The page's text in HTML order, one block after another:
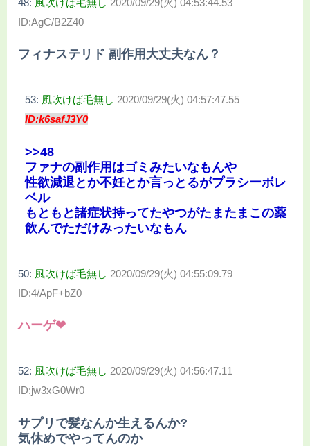
48: 風吹けば毛無し 2020/09/29(火) 04:53:44.53
ID:AgC/B2Z40
フィナステリド 副作用大丈夫なん？
53: 風吹けば毛無し 2020/09/29(火) 04:57:47.55
ID:k6safJ3Y0
>>48
ファナの副作用はゴミみたいなもんや
性欲減退とか不妊とか言っとるがプラシーボレ
ベル
もともと諸症状持ってたやつがたまたまこの薬
飲んでただけみったいなもん
50: 風吹けば毛無し 2020/09/29(火) 04:55:09.79
ID:4/ApF+bZ0
ハーゲ❤
52: 風吹けば毛無し 2020/09/29(火) 04:56:47.11
ID:jw3xG0Wr0
サプリで髪なんか生えるんか?
気休めでやってんのか